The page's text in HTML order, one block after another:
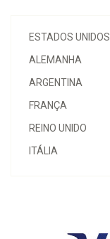
ESTADOS UNIDOS
ALEMANHA
ARGENTINA
FRANÇA
REINO UNIDO
ITÁLIA